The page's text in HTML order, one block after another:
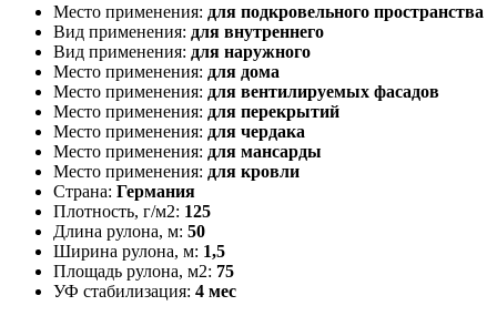
Место применения: для подкровельного пространства
Вид применения: для внутреннего
Вид применения: для наружного
Место применения: для дома
Место применения: для вентилируемых фасадов
Место применения: для перекрытий
Место применения: для чердака
Место применения: для мансарды
Место применения: для кровли
Страна: Германия
Плотность, г/м2: 125
Длина рулона, м: 50
Ширина рулона, м: 1,5
Площадь рулона, м2: 75
УФ стабилизация: 4 мес